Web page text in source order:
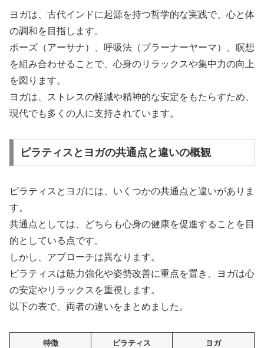
ヨガは、古代インドに起源を持つ哲学的な実践で、心と体
の調和を目指します。
ポーズ（アーサナ）、呼吸法（プラーナーヤーマ）、瞑想
を組み合わせることで、心身のリラックスや集中力の向上
を図ります。
ヨガは、ストレスの軽減や精神的な安定をもたらすため、
現代でも多くの人に支持されています。
ピラティスとヨガの共通点と違いの概観
ピラティスとヨガには、いくつかの共通点と違いがありま
す。
共通点としては、どちらも心身の健康を促進することを目
的としている点です。
しかし、アプローチは異なります。
ピラティスは筋力強化や姿勢改善に重点を置き、ヨガは心
の安定やリラックスを重視します。
以下の表で、両者の違いをまとめました。
特徴 ピラティス ヨガ